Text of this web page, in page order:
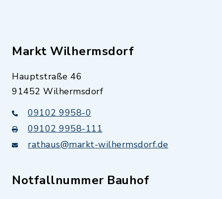
Markt Wilhermsdorf
Hauptstraße 46
91452 Wilhermsdorf
09102 9958-0
09102 9958-111
rathaus@markt-wilhermsdorf.de
Notfallnummer Bauhof